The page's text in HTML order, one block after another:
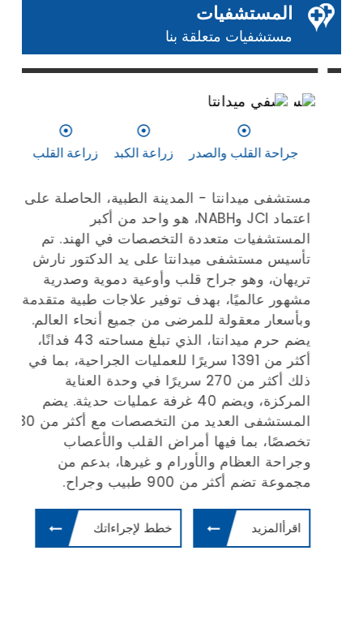
المستشفيات
مستشفيات متعلقة بنا
0 0 0
مستشفي ميدانتا
جراحة القلب والصدر زراعة الكبد زراعة القلب
مستشفى ميدانتا - المدينة الطبية، الحاصلة على
اعتماد JCI وNABH، هو واحد من أكبر
المستشفيات متعددة التخصصات في الهند. تم
تأسيس مستشفى ميدانتا على يد الدكتور نارش
تريهان، وهو جراح قلب وأوعية دموية وصدرية
مشهور عالميًا، بهدف توفير علاجات طبية متقدمة
وبأسعار معقولة للمرضى من جميع أنحاء العالم.
يضم حرم ميدانتا، الذي تبلغ مساحته 43 فدانًا،
أكثر من 1391 سريرًا للعمليات الجراحية، بما في
ذلك أكثر من 270 سريرًا في وحدة العناية
المركزة، ويضم 40 غرفة عمليات حديثة. يضم
المستشفى العديد من التخصصات مع أكثر من 30
تخصصًا، بما فيها أمراض القلب والأعصاب
وجراحة العظام والأورام و غيرها، بدعم من
مجموعة تضم أكثر من 900 طبيب وجراح.
اقرأالمزيد خطط لإجراءاتك